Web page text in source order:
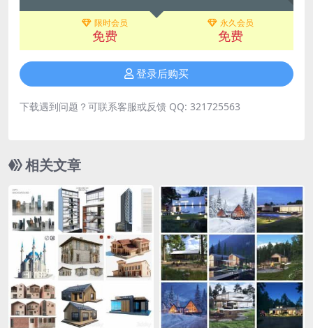
限时会员
免费
永久会员
免费
登录后购买
下载遇到问题？可联系客服或反馈 QQ: 321725563
相关文章